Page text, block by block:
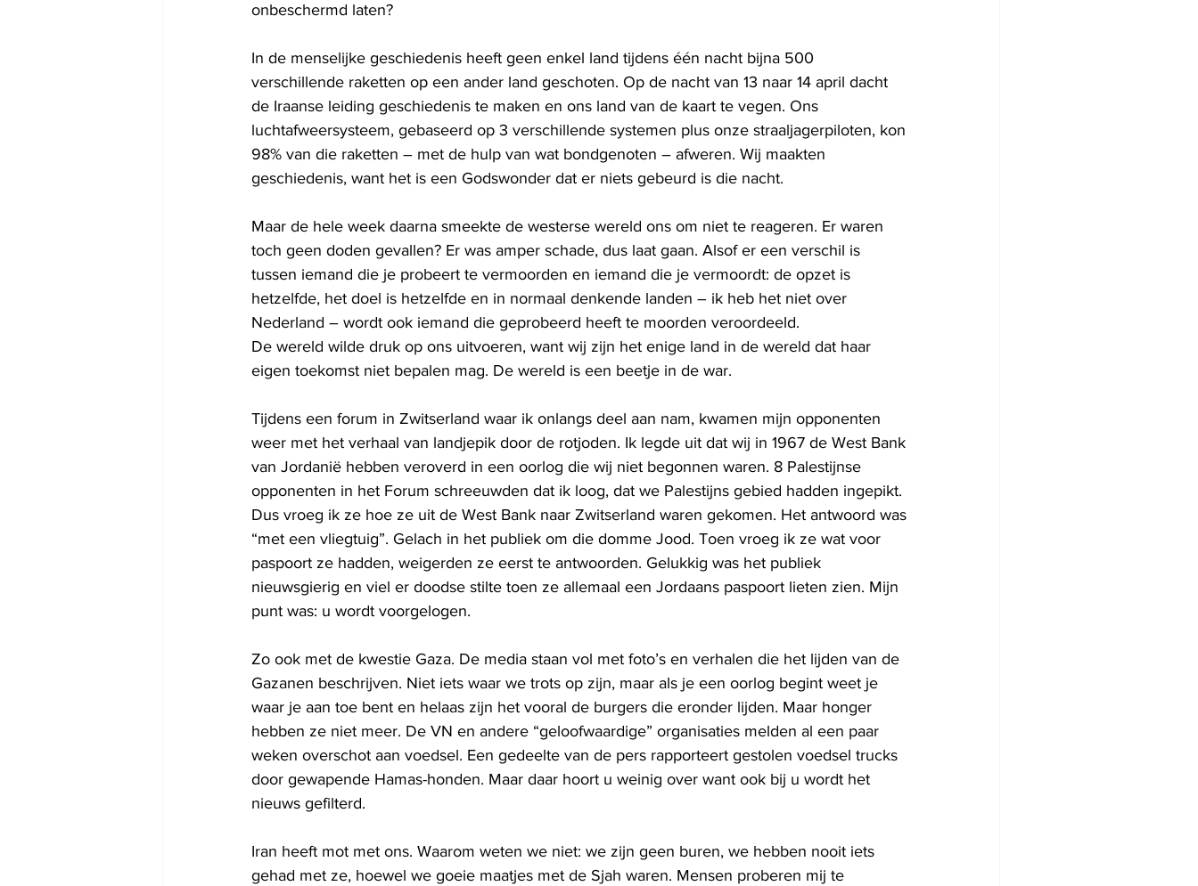
onbeschermd laten?
In de menselijke geschiedenis heeft geen enkel land tijdens één nacht bijna 500
verschillende raketten op een ander land geschoten. Op de nacht van 13 naar 14 april dacht
de Iraanse leiding geschiedenis te maken en ons land van de kaart te vegen. Ons
luchtafweersysteem, gebaseerd op 3 verschillende systemen plus onze straaljagerpiloten, kon
98% van die raketten – met de hulp van wat bondgenoten – afweren. Wij maakten
geschiedenis, want het is een Godswonder dat er niets gebeurd is die nacht.
Maar de hele week daarna smeekte de westerse wereld ons om niet te reageren. Er waren
toch geen doden gevallen? Er was amper schade, dus laat gaan. Alsof er een verschil is
tussen iemand die je probeert te vermoorden en iemand die je vermoordt: de opzet is
hetzelfde, het doel is hetzelfde en in normaal denkende landen – ik heb het niet over
Nederland – wordt ook iemand die geprobeerd heeft te moorden veroordeeld.
De wereld wilde druk op ons uitvoeren, want wij zijn het enige land in de wereld dat haar
eigen toekomst niet bepalen mag. De wereld is een beetje in de war.
Tijdens een forum in Zwitserland waar ik onlangs deel aan nam, kwamen mijn opponenten
weer met het verhaal van landjepik door de rotjoden. Ik legde uit dat wij in 1967 de West Bank
van Jordanië hebben veroverd in een oorlog die wij niet begonnen waren. 8 Palestijnse
opponenten in het Forum schreeuwden dat ik loog, dat we Palestijns gebied hadden ingepikt.
Dus vroeg ik ze hoe ze uit de West Bank naar Zwitserland waren gekomen. Het antwoord was
“met een vliegtuig”. Gelach in het publiek om die domme Jood. Toen vroeg ik ze wat voor
paspoort ze hadden, weigerden ze eerst te antwoorden. Gelukkig was het publiek
nieuwsgierig en viel er doodse stilte toen ze allemaal een Jordaans paspoort lieten zien. Mijn
punt was: u wordt voorgelogen.
Zo ook met de kwestie Gaza. De media staan vol met foto’s en verhalen die het lijden van de
Gazanen beschrijven. Niet iets waar we trots op zijn, maar als je een oorlog begint weet je
waar je aan toe bent en helaas zijn het vooral de burgers die eronder lijden. Maar honger
hebben ze niet meer. De VN en andere “geloofwaardige” organisaties melden al een paar
weken overschot aan voedsel. Een gedeelte van de pers rapporteert gestolen voedsel trucks
door gewapende Hamas-honden. Maar daar hoort u weinig over want ook bij u wordt het
nieuws gefilterd.
Iran heeft mot met ons. Waarom weten we niet: we zijn geen buren, we hebben nooit iets
gehad met ze, hoewel we goeie maatjes met de Sjah waren. Mensen proberen mij te